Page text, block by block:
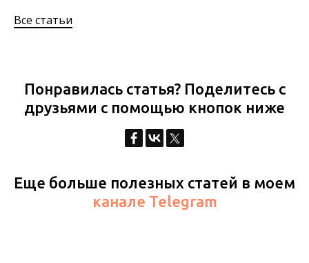
Все статьи
Понравилась статья? Поделитесь с
друзьями с помощью кнопок ниже
Еще больше полезных статей в моем
канале Telegram